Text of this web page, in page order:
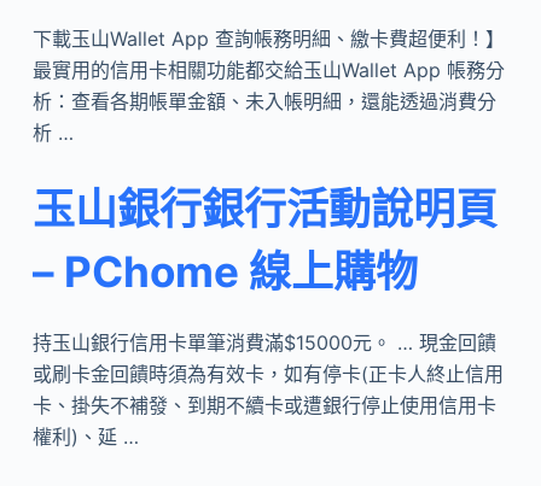
下載玉山Wallet App 查詢帳務明細、繳卡費超便利！】
最實用的信用卡相關功能都交給玉山Wallet App 帳務分
析：查看各期帳單金額、未入帳明細，還能透過消費分
析 …
玉山銀行銀行活動說明頁
– PChome 線上購物
持玉山銀行信用卡單筆消費滿$15000元。 … 現金回饋
或刷卡金回饋時須為有效卡，如有停卡(正卡人終止信用
卡、掛失不補發、到期不續卡或遭銀行停止使用信用卡
權利)、延 …